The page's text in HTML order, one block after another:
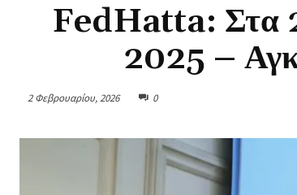
FedHatta: Στα
2025 –
2 Φεβρουαρίου, 2026 0